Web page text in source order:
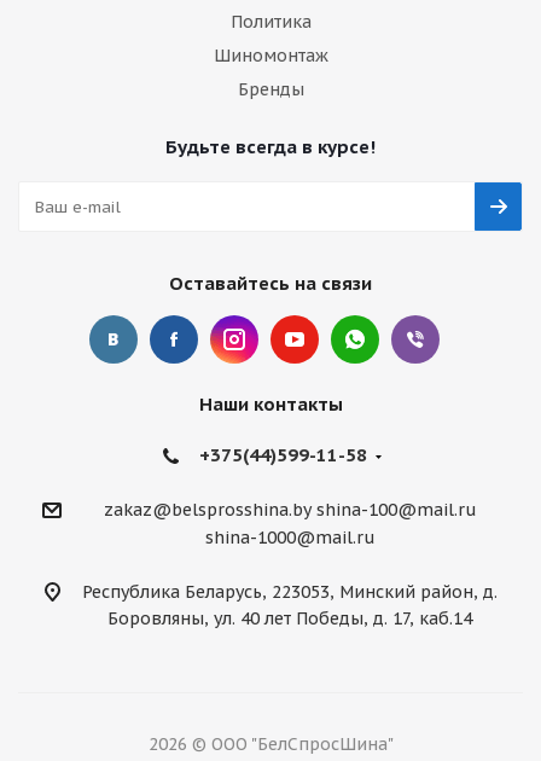
Политика
Шиномонтаж
Бренды
Будьте всегда в курсе!
Оставайтесь на связи
Наши контакты
+375(44)599-11-58
zakaz@belsprosshina.by shina-100@mail.ru
shina-1000@mail.ru
Республика Беларусь, 223053, Минский район, д.
Боровляны, ул. 40 лет Победы, д. 17, каб.14
2026 © ООО "БелСпросШина"